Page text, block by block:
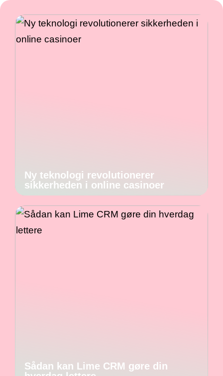
Ny teknologi revolutionerer
sikkerheden i online casinoer
Sådan kan Lime CRM gøre din